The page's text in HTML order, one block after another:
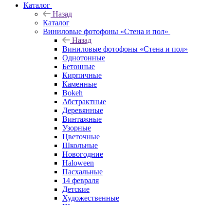
Каталог
Назад
Каталог
Виниловые фотофоны «Стена и пол»
Назад
Виниловые фотофоны «Стена и пол»
Однотонные
Бетонные
Кирпичные
Каменные
Bokeh
Абстрактные
Деревянные
Винтажные
Узорные
Цветочные
Школьные
Новогодние
Haloween
Пасхальные
14 февраля
Детские
Художественные